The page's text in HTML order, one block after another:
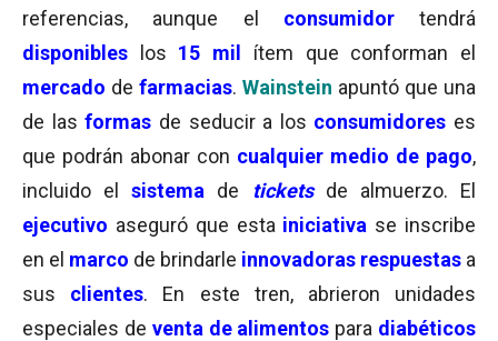
referencias, aunque el consumidor
tendrá
disponibles
los 15 mil
ítem que conforman el
mercado de farmacias. Wainstein apuntó que una
de lasformas de seducir a los consumidores es
que podrán abonar con cualquier medio de pago,
incluido elsistema de tickets de almuerzo. El
ejecutivo aseguró que esta iniciativa se inscribe
en el marco de brindarle innovadoras respuestas a
sus clientes. En este tren, abrieron unidades
especiales de venta de alimentos para diabéticos